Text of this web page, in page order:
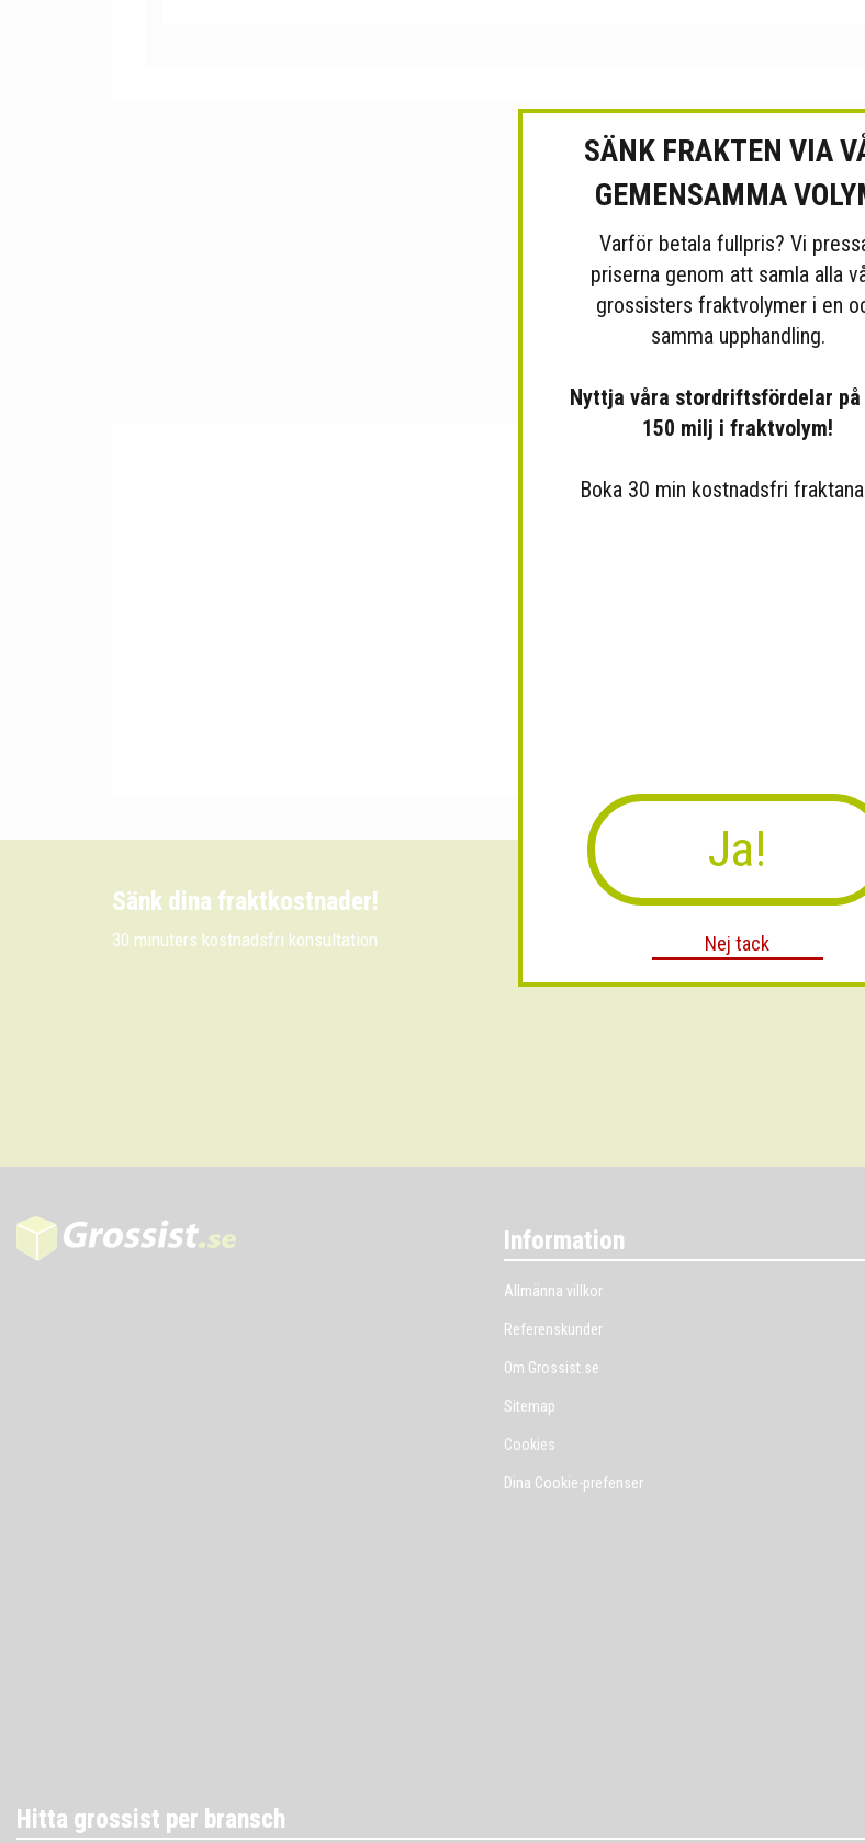
Sänk dina fraktkostnader!
30 minuters kostnadsfri konsultation
Information
Allmänna villkor
Referenskunder
Om Grossist.se
Sitemap
Cookies
Dina Cookie-prefenser
Hitta grossist per bransch
SÄNK FRAKTEN VIA
GEMENSAMMA
Varför betala fullpris? Vi
priserna genom att samla alla
grossisters fraktvolymer i en
samma upphandling.
Nyttja våra stordriftsfördelar på
150 milj i fraktvolym!
Boka 30 min kostnadsfri
Ja!
Nej tack